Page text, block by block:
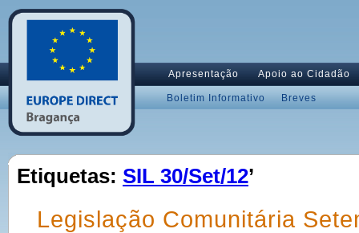
Apresentação Apoio ao Cidadão
Boletim Informativo Breves
Etiquetas: SIL 30/Set/12’
Legislação Comunitária